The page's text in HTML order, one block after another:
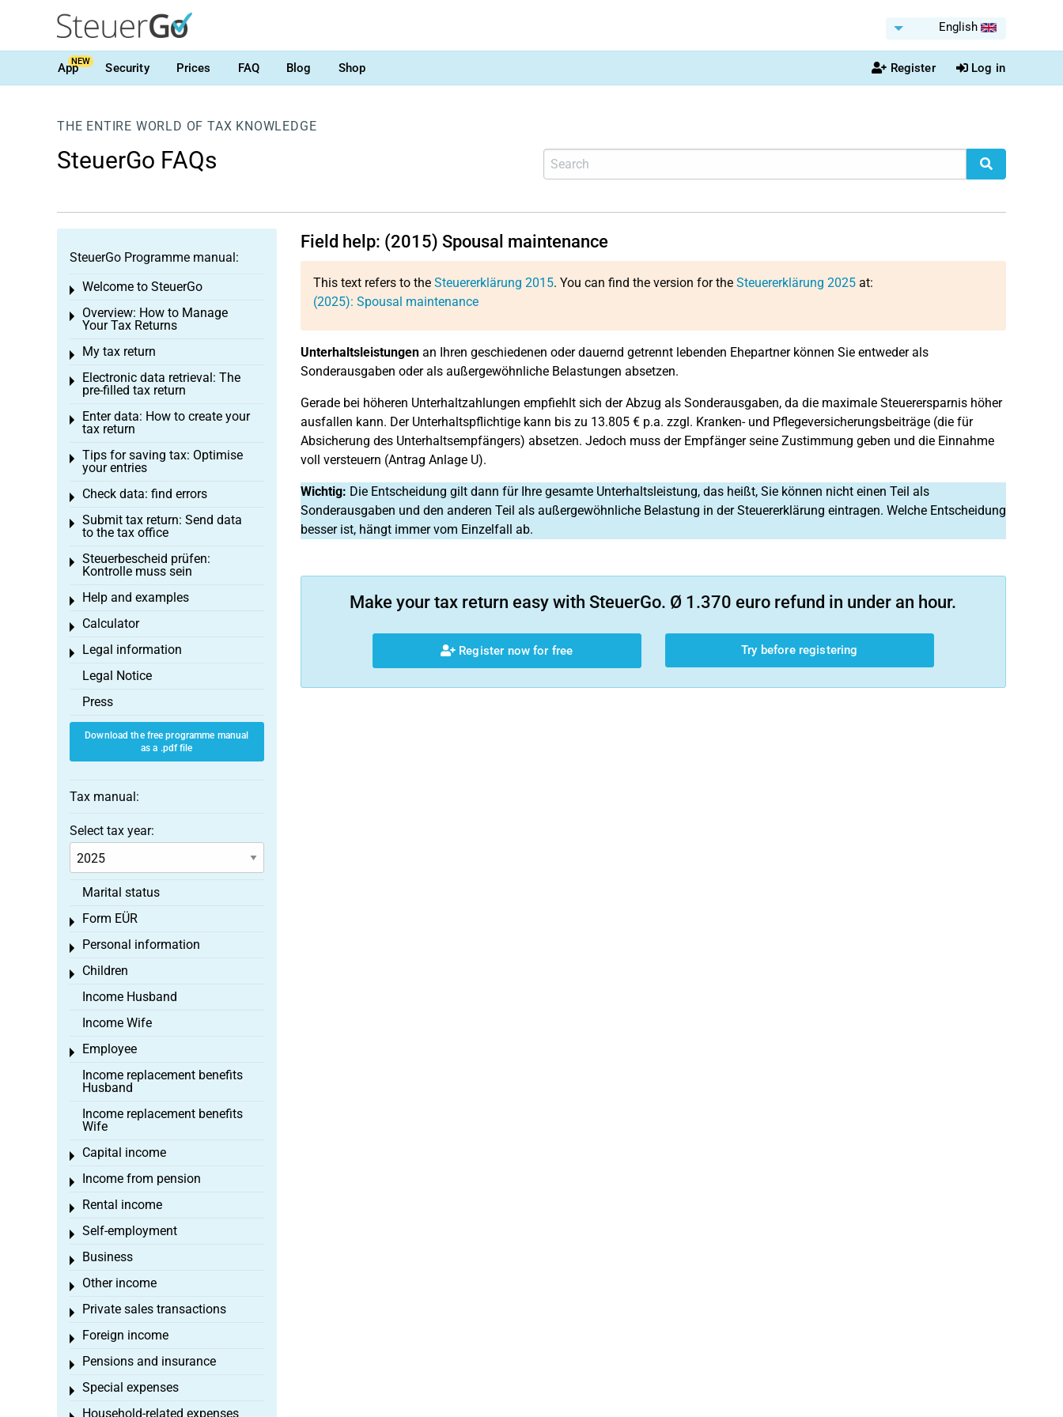
English
AppNEW Security Prices FAQ Blog Shop Register Log in
THE ENTIRE WORLD OF TAX KNOWLEDGE
SteuerGo FAQs
Field help: (2015) Spousal maintenance
This text refers to the Steuererklärung 2015. You can find the version for the Steuererklärung 2025at:
(2025): Spousal maintenance
Unterhaltsleistungenan Ihren geschiedenen oder dauernd getrennt lebenden Ehepartner können Sie entweder als
Sonderausgaben oder als außergewöhnliche Belastungen absetzen.
Gerade bei höheren Unterhaltzahlungen empfiehlt sich der Abzug als Sonderausgaben, da die maximale Steuerersparnis höher
ausfallen kann. Der Unterhaltspflichtige kann bis zu 13.805 € p.a. zzgl. Kranken- und Pflegeversicherungsbeiträge (die für
Absicherung des Unterhaltsempfängers) absetzen. Jedoch muss der Empfänger seine Zustimmung geben und die Einnahme
voll versteuern (Antrag Anlage U).
Wichtig: Die Entscheidung gilt dann für Ihre gesamte Unterhaltsleistung, das heißt, Sie können nicht einen Teil als
Sonderausgaben und den anderen Teil als außergewöhnliche Belastung in der Steuererklärung eintragen. Welche Entscheidung
besser ist, hängt immer vom Einzelfall ab.
Make your tax return easy with SteuerGo. Ø 1.370 euro refund in under an hour.
Register now for free Try before registering
SteuerGo Programme manual:
Welcome to SteuerGo
Toggle menu
Overview: How to Manage
Your Tax Returns
Toggle menu
My tax return
Toggle menu
Electronic data retrieval: The
pre-filled tax return
Toggle menu
Enter data: How to create your
tax return
Toggle menu
Tips for saving tax: Optimise
your entries
Toggle menu
Check data: find errors
Toggle menu
Submit tax return: Send data
to the tax office
Toggle menu
Steuerbescheid prüfen:
Kontrolle muss sein
Toggle menu
Help and examples
Toggle menu
Calculator
Toggle menu
Legal information
Toggle menu
Legal Notice
Press
Download the free programme manual
as a .pdf file
Tax manual:
Select tax year:
Marital status
Form EÜR
Toggle menu
Personal information
Toggle menu
Children
Toggle menu
Income Husband
Income Wife
Employee
Toggle menu
Income replacement benefits
Husband
Income replacement benefits
Wife
Capital income
Toggle menu
Income from pension
Toggle menu
Rental income
Toggle menu
Self-employment
Toggle menu
Business
Toggle menu
Other income
Toggle menu
Private sales transactions
Toggle menu
Foreign income
Toggle menu
Pensions and insurance
Toggle menu
Special expenses
Toggle menu
Household-related expenses